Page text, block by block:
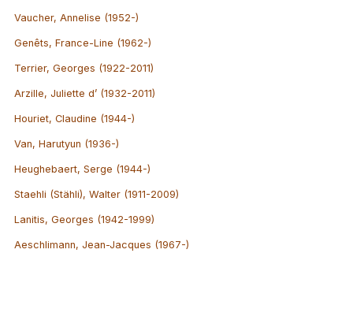
Vaucher, Annelise (1952-)
Genêts, France-Line (1962-)
Terrier, Georges (1922-2011)
Arzille, Juliette d’ (1932-2011)
Houriet, Claudine (1944-)
Van, Harutyun (1936-)
Heughebaert, Serge (1944-)
Staehli (Stähli), Walter (1911-2009)
Lanitis, Georges (1942-1999)
Aeschlimann, Jean-Jacques (1967-)